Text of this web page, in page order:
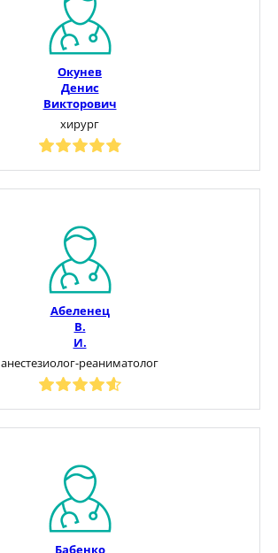
Окунев
Денис
Викторович
хирург
Абеленец
В.
И.
анестезиолог-реаниматолог
Бабенко